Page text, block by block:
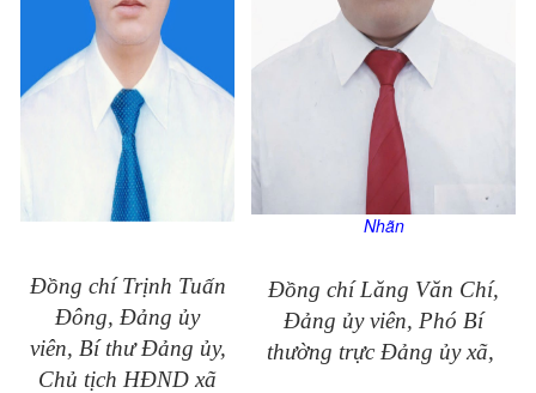
Đồng chí Trịnh Tuấn
Đông, Đảng ủy
viên, Bí thư Đảng ủy,
Chủ tịch HĐND xã
Nhãn
Đồng chí Lăng Văn Chí,
Đảng ủy viên, Phó Bí
thường trực Đảng ủy xã,